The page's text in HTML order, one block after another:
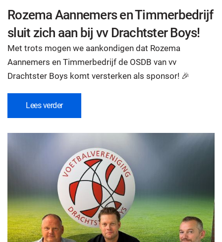
Rozema Aannemers en Timmerbedrijf
sluit zich aan bij vv Drachtster Boys!
Met trots mogen we aankondigen dat Rozema
Aannemers en Timmerbedrijf de OSDB van vv
Drachtster Boys komt versterken als sponsor! 🎉
Lees verder